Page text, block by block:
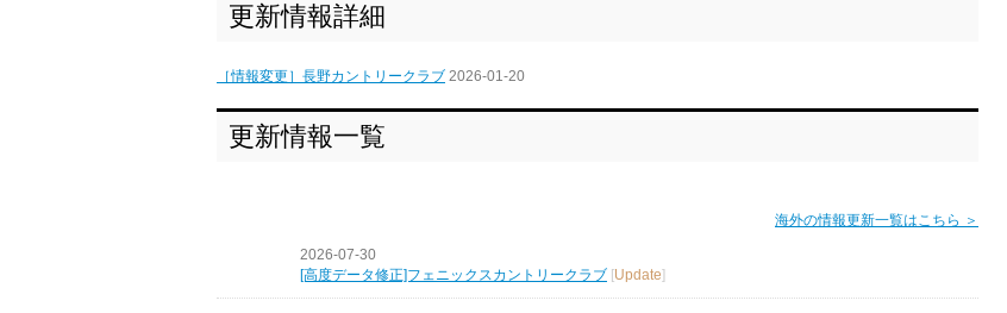
更新情報詳細
［情報変更］長野カントリークラブ 2026-01-20
更新情報一覧
海外の情報更新一覧はこちら ＞
2026-07-30
[高度データ修正]フェニックスカントリークラブ [Update]